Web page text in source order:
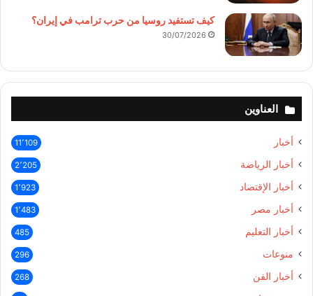
كيف تستفيد روسيا من حرب ترامب في إيران؟
30/07/2026
العناوين
أخبار 11٬109
أخبار الرياضة 2٬205
أخبار الإقتصاد 1٬923
أخبار مصر 1٬483
أخبار التعليم 485
منوعات 296
أخبار الفن 268